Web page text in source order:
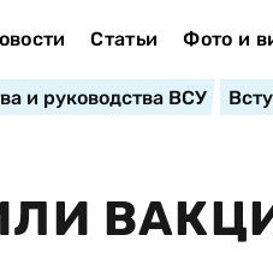
Статьи Фото и
и руководства ВСУ